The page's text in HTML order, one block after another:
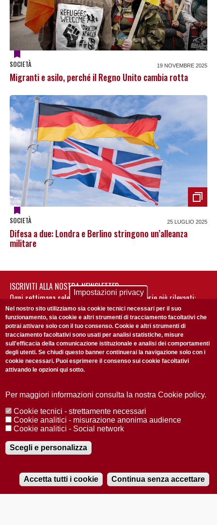
Audio
SOCIETÀ 19 NOVEMBRE 2025
Migranti e asilo, perché il Regno Unito cambia rotta
SOCIETÀ 25 LUGLIO 2025
Difesa a due: Londra e Berlino stringono un’alleanza
militare
ISCRIVITI ALLA NOSTRA NEWSLETTER
Ogni settimana selezioniamo per te nostre storie più rilevanti:
non perderti gli aggiornamenti della nostra newsletter
Accetto laPrivacy Policy
Redazione Copyright Privacy
Area stampa
© 2025 Università di Padova
Registrazione presso il Tribunale di Padova n. 2097/2012 del 18 giugno
2012
Impostazioni privacy
Nel nostro sito utilizziamo sia cookie tecnici necessari per il suo
funzionamento, sia cookie e altri strumenti di tracciamento facoltativi che
potrai attivare solo con il tuo consenso. Cookie e altri strumenti di
tracciamento facoltativi sono usati per analisi statistiche, misure
sull'efficacia della comunicazione istituzionale e analisi dei comportamenti
degli utenti. Se chiudi questo banner continuerai la navigazione solo con i
cookie necessari. Puoi esprimere il consenso sui cookie facoltativi
attivando le opzioni qui sotto.
Per maggiori informazioni consulta la nostra Cookie policy.
Cookie tecnici - strettamente necessari
Cookie analitici - misurazione anonima audience
Cookie analitici - Social network
Scegli e personalizza
Accetta tutti i cookie Continua senza accettare